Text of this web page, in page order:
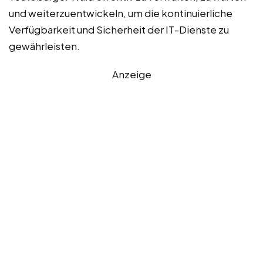
und weiterzuentwickeln, um die kontinuierliche
Verfügbarkeit und Sicherheit der IT-Dienste zu
gewährleisten.
Anzeige